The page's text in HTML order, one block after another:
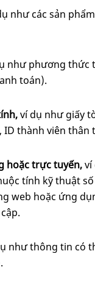
như các sản
như phương thức
toán).
ví dụ như giấy
ID thành viên
hoặc trực tuyến,ví
tính kỹ thuật
web hoặc ứng
như thông tin có